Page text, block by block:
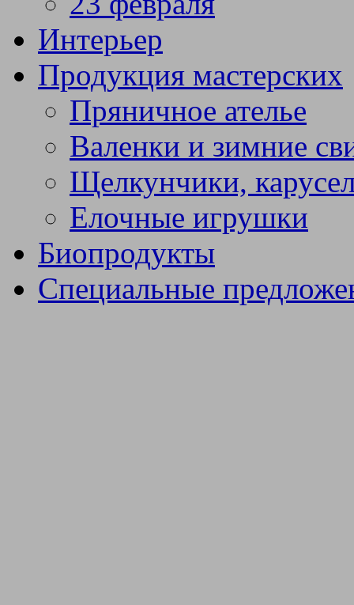
Интерьер
Продукция мастерских
Пряничное ателье
Валенки и зимние
Щелкунчики,
Елочные игрушки
Биопродукты
Специальные